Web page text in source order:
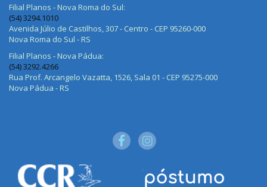
Filial Planos - Nova Roma do Sul:
(54) 3294.1010
Avenida Júlio de Castilhos, 307 - Centro - CEP 95260-000
Nova Roma do Sul - RS
Filial Planos - Nova Pádua:
(54) 3292.4266
Rua Prof. Arcangelo Vazatta, 1526, Sala 01 - CEP 95275-000
Nova Pádua - RS